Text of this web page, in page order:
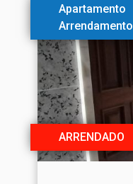
Apartamento
Arrendamento
ARRENDADO